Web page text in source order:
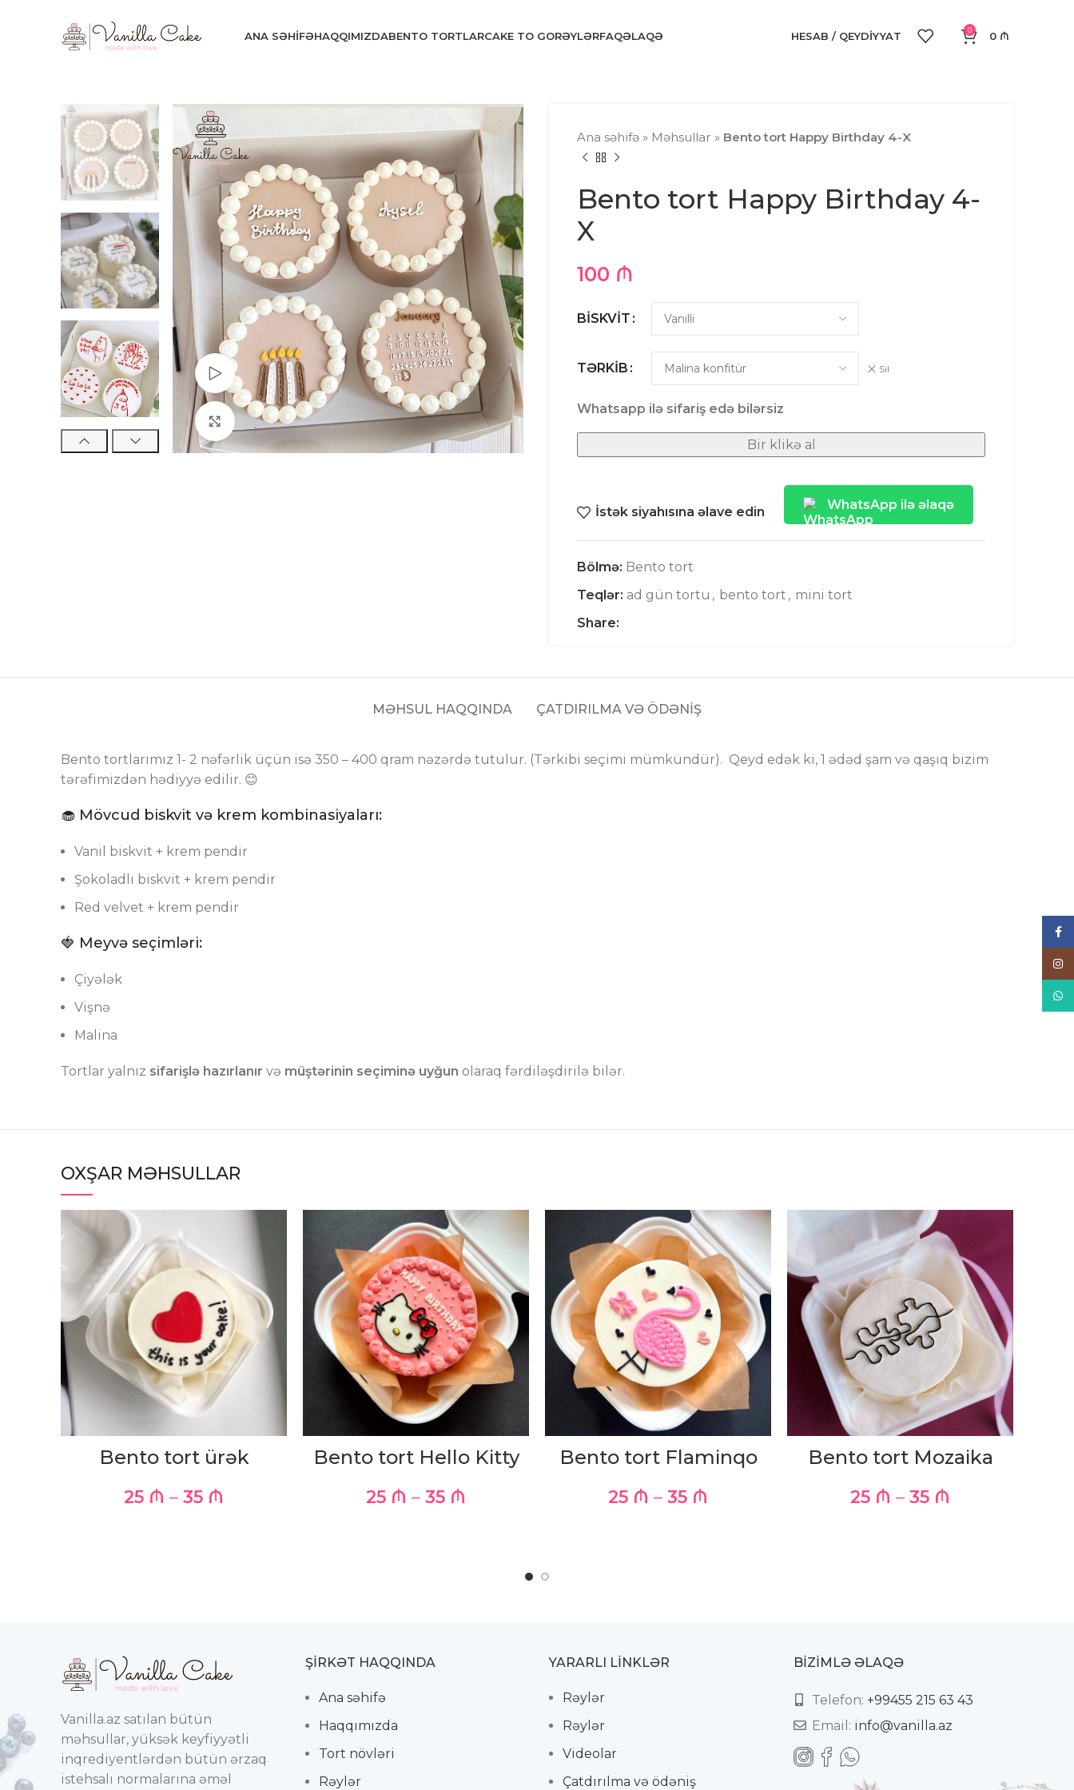
ANA SƏHIFƏHAQQIMIZDABENTO TORTLARCAKE TO GORƏYLƏRFAQƏLAQƏ HESAB / QEYDIYYAT 0 0 ₼
Watch video
Click to enlarge
Ana səhifə » Məhsullar » Bento tort Happy Birthday 4-X
Bento tort Happy Birthday 4-
X
100 ₼
BISKVIT
TƏRKIB Sil
Whatsapp ilə sifariş edə bilərsiz
Bir klikə al
İstək siyahısına əlave edin WhatsApp ilə əlaqə
Bölmə: Bento tort
Teqlər: ad gün tortu , bento tort , mini tort
Share:
MƏHSUL HAQQINDA ÇATDIRILMA VƏ ÖDƏNİŞ
Bento tortlarımız 1- 2 nəfərlik üçün isə 350 – 400 qram nəzərdə tutulur. (Tərkibi seçimi mümkündür). Qeyd edək ki, 1 ədəd şam və qaşıq bizim
tərəfimizdən hədiyyə edilir. 😊
🧁 Mövcud biskvit və krem kombinasiyaları:
Vanil biskvit + krem pendir
Şokoladlı biskvit + krem pendir
Red velvet + krem pendir
🍓 Meyvə seçimləri:
Çiyələk
Vişnə
Malina
Tortlar yalnız sifarişlə hazırlanır və müştərinin seçiminə uyğun olaraq fərdiləşdirilə bilər.
OXŞAR MƏHSULLAR
Bento tort ürək
25 ₼ – 35 ₼
Bento tort Hello Kitty
25 ₼ – 35 ₼
Bento tort Flaminqo
25 ₼ – 35 ₼
Bento tort Mozaika
25 ₼ – 35 ₼
Vanilla.az satılan bütün
məhsullar, yüksək keyfiyyətli
inqrediyentlərdən bütün ərzaq
istehsalı normalarına əməl
ŞIRKƏT HAQQINDA
Ana səhifə
Haqqımızda
Tort növləri
Rəylər
YARARLI LİNKLƏR
Rəylər
Rəylər
Videolar
Çatdırılma və ödəniş
BIZIMLƏ ƏLAQƏ
Telefon: +99455 215 63 43
Email: info@vanilla.az